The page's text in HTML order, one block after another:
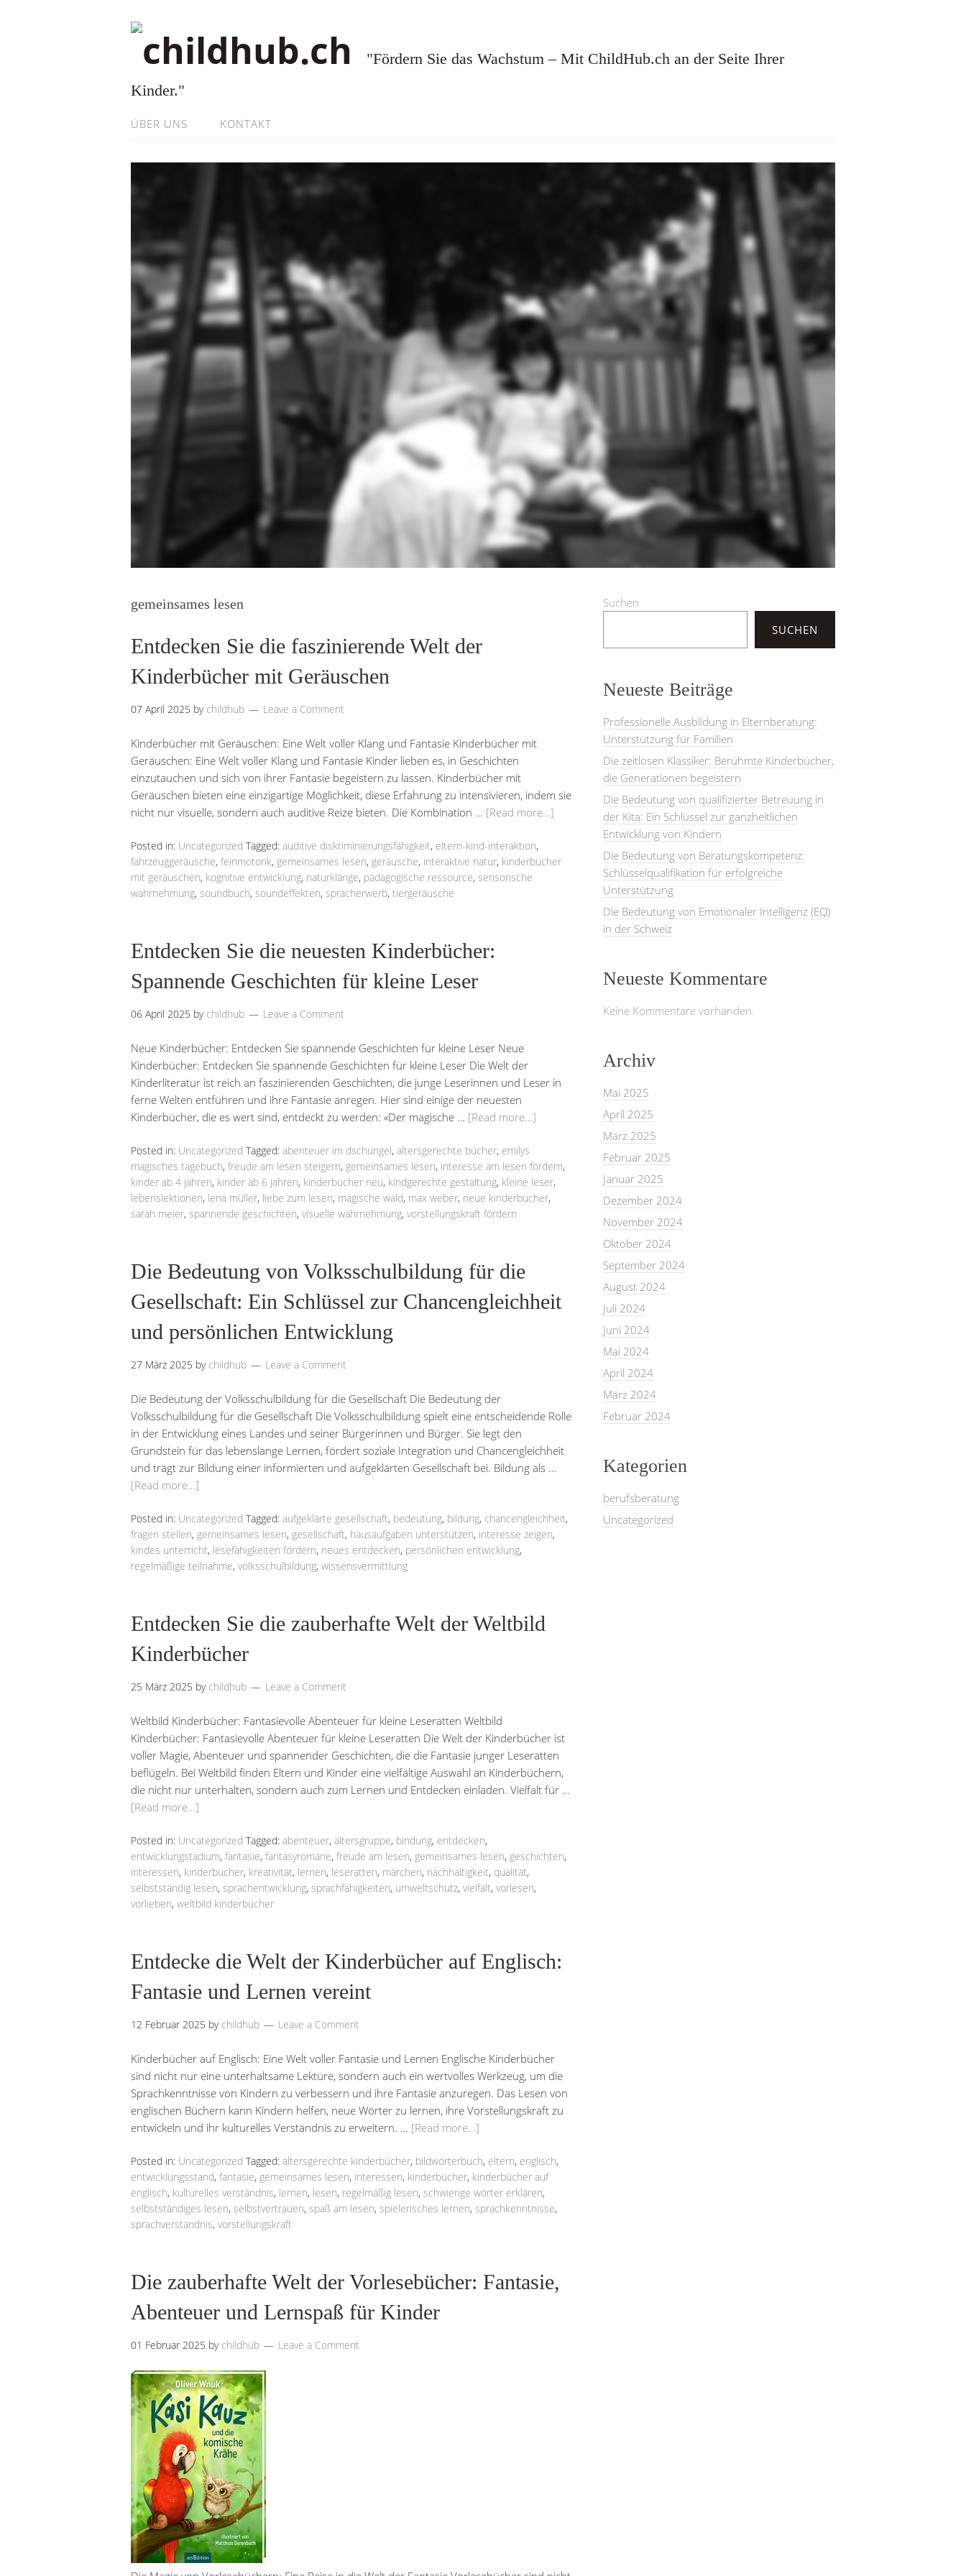
"Fördern Sie das Wachstum – Mit ChildHub.ch an der Seite Ihrer
Kinder."
ÜBER UNS KONTAKT
gemeinsames lesen
Entdecken Sie die faszinierende Welt der
Kinderbücher mit Geräuschen
07 April 2025 by childhub Leave a Comment
Kinderbücher mit Geräuschen: Eine Welt voller Klang und Fantasie Kinderbücher mit
Geräuschen: Eine Welt voller Klang und Fantasie Kinder lieben es, in Geschichten
einzutauchen und sich von ihrer Fantasie begeistern zu lassen. Kinderbücher mit
Geräuschen bieten eine einzigartige Möglichkeit, diese Erfahrung zu intensivieren, indem sie
nicht nur visuelle, sondern auch auditive Reize bieten. Die Kombination … [Read more…]
Posted in: Uncategorized Tagged: auditive diskriminierungsfähigkeit, eltern-kind-interaktion,
fahrzeuggeräusche, feinmotorik, gemeinsames lesen, geräusche, interaktive natur, kinderbücher
mit geräuschen, kognitive entwicklung, naturklänge, pädagogische ressource, sensorische
wahrnehmung, soundbuch, soundeffekten, spracherwerb, tiergeräusche
Entdecken Sie die neuesten Kinderbücher:
Spannende Geschichten für kleine Leser
06 April 2025 by childhub Leave a Comment
Neue Kinderbücher: Entdecken Sie spannende Geschichten für kleine Leser Neue
Kinderbücher: Entdecken Sie spannende Geschichten für kleine Leser Die Welt der
Kinderliteratur ist reich an faszinierenden Geschichten, die junge Leserinnen und Leser in
ferne Welten entführen und ihre Fantasie anregen. Hier sind einige der neuesten
Kinderbücher, die es wert sind, entdeckt zu werden: «Der magische … [Read more…]
Posted in: Uncategorized Tagged: abenteuer im dschungel, altersgerechte bücher, emilys
magisches tagebuch, freude am lesen steigern, gemeinsames lesen, interesse am lesen fördern,
kinder ab 4 jahren, kinder ab 6 jahren, kinderbücher neu, kindgerechte gestaltung, kleine leser,
lebenslektionen, lena müller, liebe zum lesen, magische wald, max weber, neue kinderbücher,
sarah meier, spannende geschichten, visuelle wahrnehmung, vorstellungskraft fördern
Die Bedeutung von Volksschulbildung für die
Gesellschaft: Ein Schlüssel zur Chancengleichheit
und persönlichen Entwicklung
27 März 2025 by childhub Leave a Comment
Die Bedeutung der Volksschulbildung für die Gesellschaft Die Bedeutung der
Volksschulbildung für die Gesellschaft Die Volksschulbildung spielt eine entscheidende Rolle
in der Entwicklung eines Landes und seiner Bürgerinnen und Bürger. Sie legt den
Grundstein für das lebenslange Lernen, fördert soziale Integration und Chancengleichheit
und trägt zur Bildung einer informierten und aufgeklärten Gesellschaft bei. Bildung als …
[Read more…]
Posted in: Uncategorized Tagged: aufgeklärte gesellschaft, bedeutung, bildung, chancengleichheit,
fragen stellen, gemeinsames lesen, gesellschaft, hausaufgaben unterstützen, interesse zeigen,
kindes unterricht, lesefähigkeiten fördern, neues entdecken, persönlichen entwicklung,
regelmäßige teilnahme, volksschulbildung, wissensvermittlung
Entdecken Sie die zauberhafte Welt der Weltbild
Kinderbücher
25 März 2025 by childhub Leave a Comment
Weltbild Kinderbücher: Fantasievolle Abenteuer für kleine Leseratten Weltbild
Kinderbücher: Fantasievolle Abenteuer für kleine Leseratten Die Welt der Kinderbücher ist
voller Magie, Abenteuer und spannender Geschichten, die die Fantasie junger Leseratten
beflügeln. Bei Weltbild finden Eltern und Kinder eine vielfältige Auswahl an Kinderbüchern,
die nicht nur unterhalten, sondern auch zum Lernen und Entdecken einladen. Vielfalt für …
[Read more…]
Posted in: Uncategorized Tagged: abenteuer, altersgruppe, bindung, entdecken,
entwicklungstadium, fantasie, fantasyromane, freude am lesen, gemeinsames lesen, geschichten,
interessen, kinderbücher, kreativität, lernen, leseratten, märchen, nachhaltigkeit, qualität,
selbstständig lesen, sprachentwicklung, sprachfähigkeiten, umweltschutz, vielfalt, vorlesen,
vorlieben, weltbild kinderbücher
Entdecke die Welt der Kinderbücher auf Englisch:
Fantasie und Lernen vereint
12 Februar 2025 by childhub Leave a Comment
Kinderbücher auf Englisch: Eine Welt voller Fantasie und Lernen Englische Kinderbücher
sind nicht nur eine unterhaltsame Lektüre, sondern auch ein wertvolles Werkzeug, um die
Sprachkenntnisse von Kindern zu verbessern und ihre Fantasie anzuregen. Das Lesen von
englischen Büchern kann Kindern helfen, neue Wörter zu lernen, ihre Vorstellungskraft zu
entwickeln und ihr kulturelles Verständnis zu erweitern. … [Read more…]
Posted in: Uncategorized Tagged: altersgerechte kinderbücher, bildwörterbuch, eltern, englisch,
entwicklungsstand, fantasie, gemeinsames lesen, interessen, kinderbücher, kinderbücher auf
englisch, kulturelles verständnis, lernen, lesen, regelmäßig lesen, schwierige wörter erklären,
selbstständiges lesen, selbstvertrauen, spaß am lesen, spielerisches lernen, sprachkenntnisse,
sprachverständnis, vorstellungskraft
Die zauberhafte Welt der Vorlesebücher: Fantasie,
Abenteuer und Lernspaß für Kinder
01 Februar 2025 by childhub Leave a Comment
Suchen
SUCHEN
Neueste Beiträge
Professionelle Ausbildung in Elternberatung:
Unterstützung für Familien
Die zeitlosen Klassiker: Berühmte Kinderbücher,
die Generationen begeistern
Die Bedeutung von qualifizierter Betreuung in
der Kita: Ein Schlüssel zur ganzheitlichen
Entwicklung von Kindern
Die Bedeutung von Beratungskompetenz:
Schlüsselqualifikation für erfolgreiche
Unterstützung
Die Bedeutung von Emotionaler Intelligenz (EQ)
in der Schweiz
Neueste Kommentare
Keine Kommentare vorhanden.
Archiv
Mai 2025
April 2025
März 2025
Februar 2025
Januar 2025
Dezember 2024
November 2024
Oktober 2024
September 2024
August 2024
Juli 2024
Juni 2024
Mai 2024
April 2024
März 2024
Februar 2024
Kategorien
berufsberatung
Uncategorized